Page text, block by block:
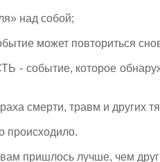
над собой;
может повториться
событие, которое
смерти, травм и других
происходило.
пришлось лучше, чем